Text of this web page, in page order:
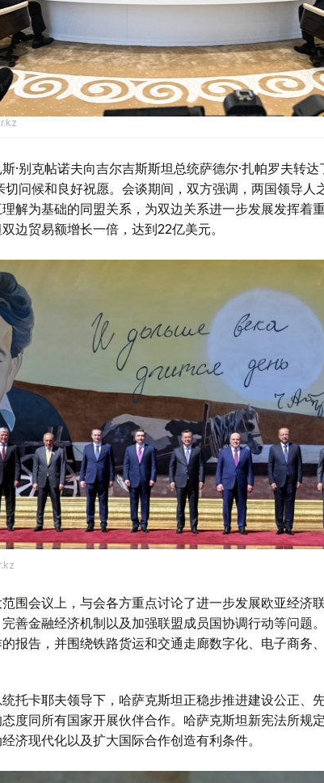
·别克帖诺夫向吉尔吉斯斯坦总统萨德尔·扎帕罗夫转
切问候和良好祝愿。会谈期间，双方强调，两国领导人
解为基础的同盟关系，为双边关系进一步发展发挥着
边贸易额增长一倍，达到22亿美元。
围会议上，与会各方重点讨论了进一步发展欧亚经济
善金融经济机制以及加强联盟成员国协调行动等问题
报告，并围绕铁路货运和交通走廊数字化、电子商务
托卡耶夫领导下，哈萨克斯坦正稳步推进建设公正、
度同所有国家开展伙伴合作。哈萨克斯坦新宪法所规
济现代化以及扩大国际合作创造有利条件。